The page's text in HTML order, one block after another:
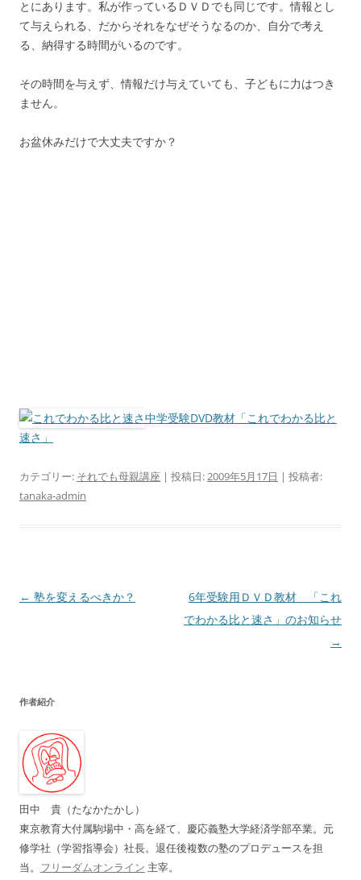
とにあります。私が作っているＤＶＤでも同じです。情報とし
て与えられる、だからそれをなぜそうなるのか、自分で考え
る、納得する時間がいるのです。
その時間を与えず、情報だけ与えていても、子どもに力はつき
ません。
お盆休みだけで大丈夫ですか？
中学受験DVD教材「これでわかる比と
速さ」
カテゴリー: それでも母親講座 | 投稿日:2009年5月17日 | 投稿者:
tanaka-admin
投
ー
ョ
ン
← 塾を変えるべきか？
6年受験用ＤＶＤ教材 「これ
でわかる比と速さ」のお知らせ
→
作者紹介
田中 貴（たなかたかし）
東京教育大付属駒場中・高を経て、慶応義塾大学経済学部卒業。元
修学社（学習指導会）社長。退任後複数の塾のプロデュースを担
当。 フリーダムオンライン 主宰。